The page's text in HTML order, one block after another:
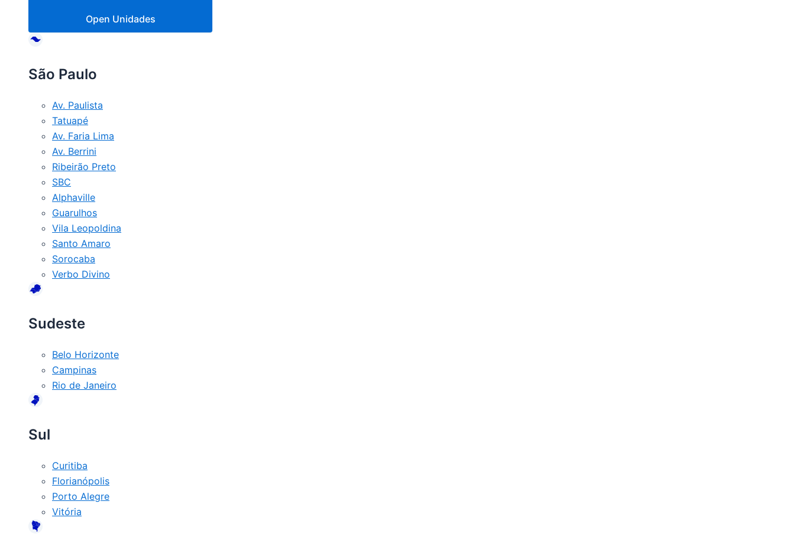
Open Unidades
São Paulo
Av. Paulista
Tatuapé
Av. Faria Lima
Av. Berrini
Ribeirão Preto
SBC
Alphaville
Guarulhos
Vila Leopoldina
Santo Amaro
Sorocaba
Verbo Divino
Sudeste
Belo Horizonte
Campinas
Rio de Janeiro
Sul
Curitiba
Florianópolis
Porto Alegre
Vitória